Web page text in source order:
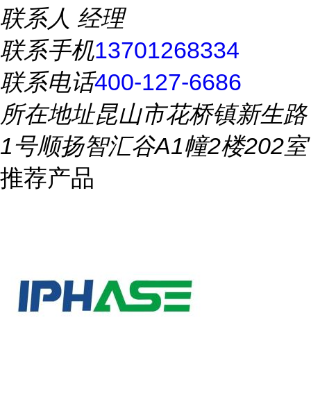
联系人 经理
联系手机13701268334
联系电话400-127-6686
所在地址昆山市花桥镇新生路
1号顺扬智汇谷A1幢2楼202室
推荐产品